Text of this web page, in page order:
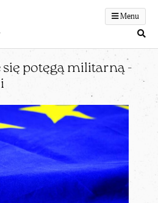
Menu
się potęgą militarną -